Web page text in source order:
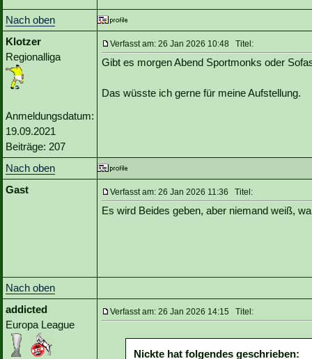
Nach oben
Klotzer
Regionalliga
Anmeldungsdatum:
19.09.2021
Beiträge: 207
Verfasst am: 26 Jan 2026 10:48 Titel:
Gibt es morgen Abend Sportmonks oder
Das wüsste ich gerne für meine Aufstellung.
Nach oben
Gast
Verfasst am: 26 Jan 2026 11:36 Titel:
Es wird Beides geben, aber niemand weiß,
Nach oben
addicted
Europa League
Verfasst am: 26 Jan 2026 14:15 Titel:
Nickte hat folgendes geschrieben: